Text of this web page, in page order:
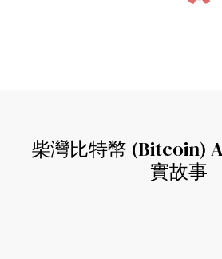
柴灣比特幣 (Bitcoin)
實故事